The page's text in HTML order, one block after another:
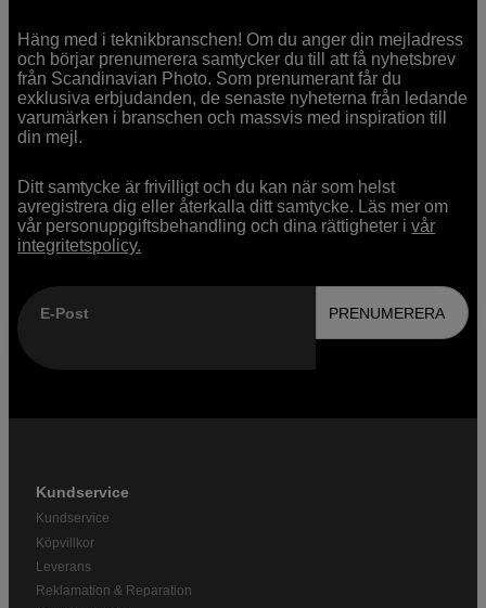
Häng med i teknikbranschen! Om du anger din mejladress
och börjar prenumerera samtycker du till att få nyhetsbrev
från Scandinavian Photo. Som prenumerant får du
exklusiva erbjudanden, de senaste nyheterna från ledande
varumärken i branschen och massvis med inspiration till
din mejl.
Ditt samtycke är frivilligt och du kan när som helst
avregistrera dig eller återkalla ditt samtycke. Läs mer om
vår personuppgiftsbehandling och dina rättigheter ivår
integritetspolicy.
E-Post PRENUMERERA
Kundservice
Kundservice
Köpvillkor
Leverans
Reklamation & Reparation